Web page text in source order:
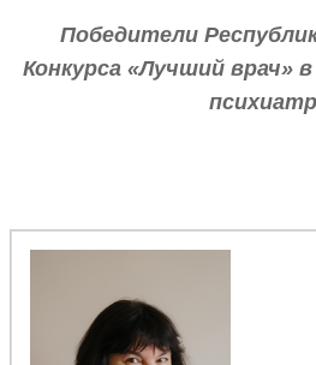
Победители
Конкурса «Лучший врач»